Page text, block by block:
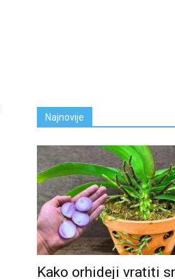
Najnovije
Kako orhideji vratiti